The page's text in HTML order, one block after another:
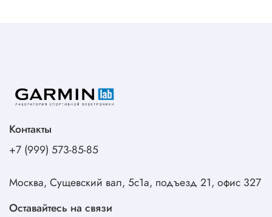
Контакты
+7 (999) 573-85-85
Москва, Сущевский вал, 5с1а, подъезд 21, офис 327
Оставайтесь на связи